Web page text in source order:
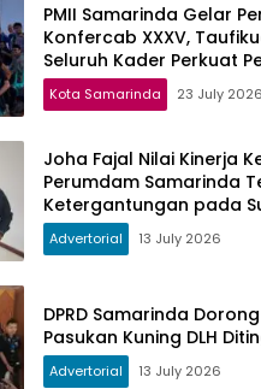
PMII Samarinda Gelar
Konfercab XXXV,
Seluruh Kader Perkuat
Kota Samarinda 23 July 2026
Joha Fajal Nilai Kinerja
Perumdam Samarinda
Ketergantungan pada
Advertorial 13 July 2026
DPRD Samarinda
Pasukan Kuning DLH
Advertorial 13 July 2026